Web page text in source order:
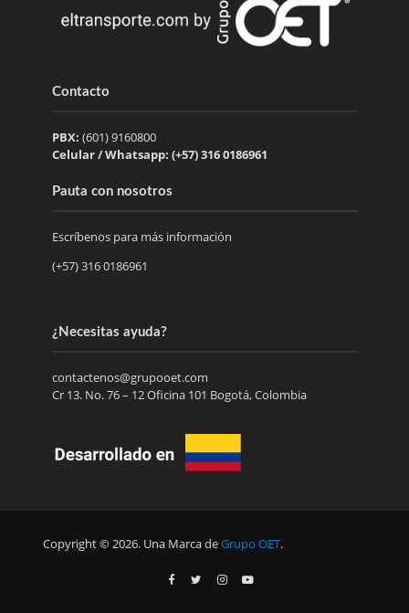
Contacto
PBX: (601) 9160800
Celular / Whatsapp: (+57) 316 0186961
Pauta con nosotros
Escríbenos para más información
(+57) 316 0186961
¿Necesitas ayuda?
contactenos@grupooet.com
Cr 13. No. 76 – 12 Oficina 101 Bogotá, Colombia
Copyright © 2026. Una Marca deGrupo OET.